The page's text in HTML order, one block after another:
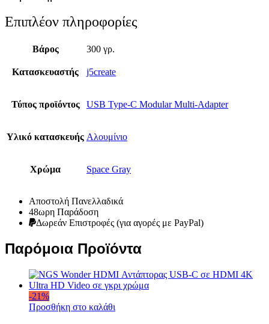
Επιπλέον πληροφορίες
Βάρος 300 γρ.
Κατασκευαστής j5create
Τύπος προϊόντος USB Type-C Modular Multi-Adapter
Υλικό κατασκευής Αλουμίνιο
Χρώμα Space Gray
Αποστολή Πανελλαδικά
48ωρη Παράδοση
Δωρεάν Eπιστροφές (για αγορές με PayPal)
Παρόμοια Προϊόντα
-21%
Προσθήκη στο καλάθι